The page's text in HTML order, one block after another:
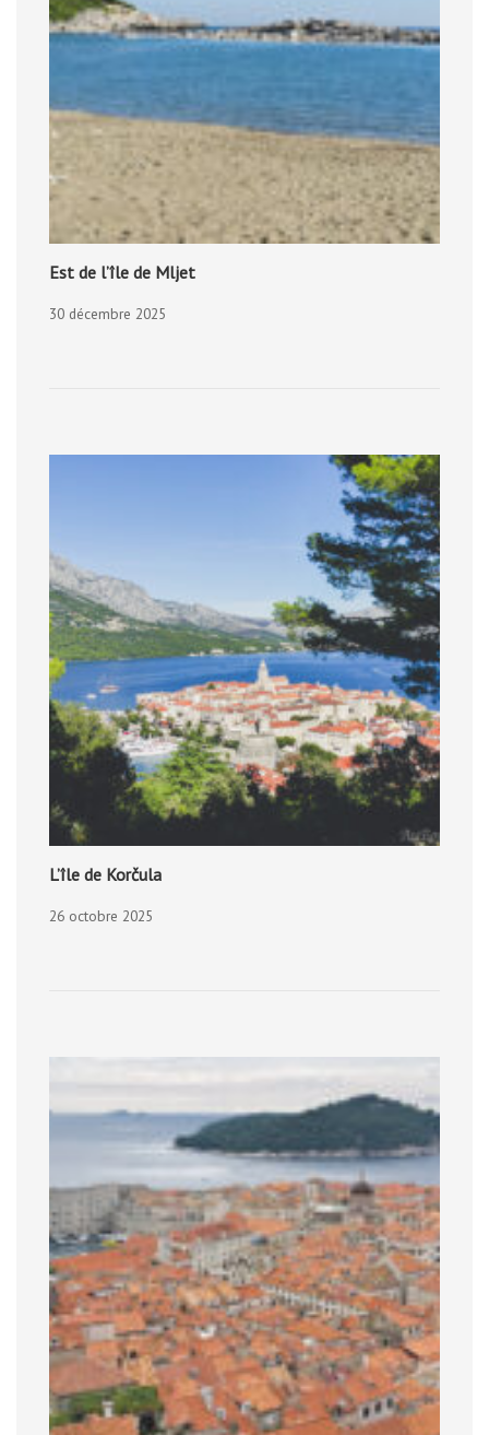
Est de l’île de Mljet
30 décembre 2025
L’île de Korčula
26 octobre 2025